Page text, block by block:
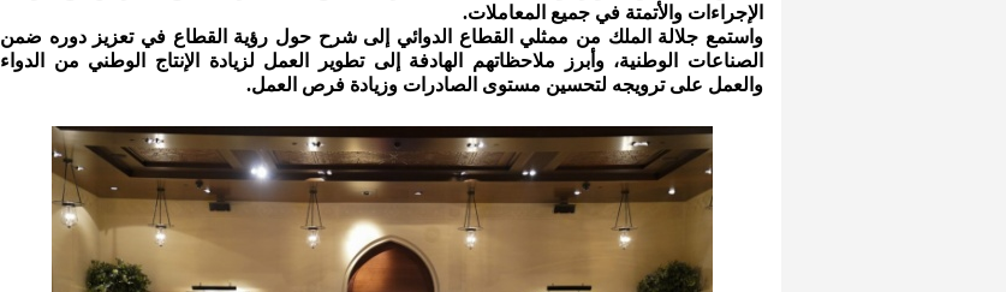
الإجراءات والأتمتة في جميع المعاملات.
واستمع جلالة الملك من ممثلي القطاع الدوائي إلى شرح حول رؤية القطاع في تعزيز دوره ضمن
الصناعات الوطنية، وأبرز ملاحظاتهم الهادفة إلى تطوير العمل لزيادة الإنتاج الوطني من الدواء
والعمل على ترويجه لتحسين مستوى الصادرات وزيادة فرص العمل.